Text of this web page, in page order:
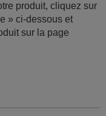
produit, cliquez sur
» ci-dessous et
sur la page